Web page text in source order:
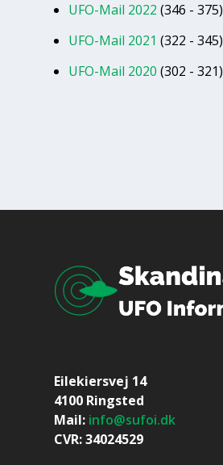
UFO-Mail 2022 (346 - 375)
UFO-Mail 2021 (322 - 345)
UFO-Mail 2020 (302 - 321)
Eilekiersvej 14
4100 Ringsted
Mail: info@sufoi.dk
CVR: 34024529